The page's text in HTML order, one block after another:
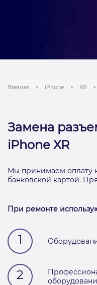
Главная iPhone XR
Замена
iPhone XR
Мы принимаем оплату
банковской картой.
При ремонте
1
2